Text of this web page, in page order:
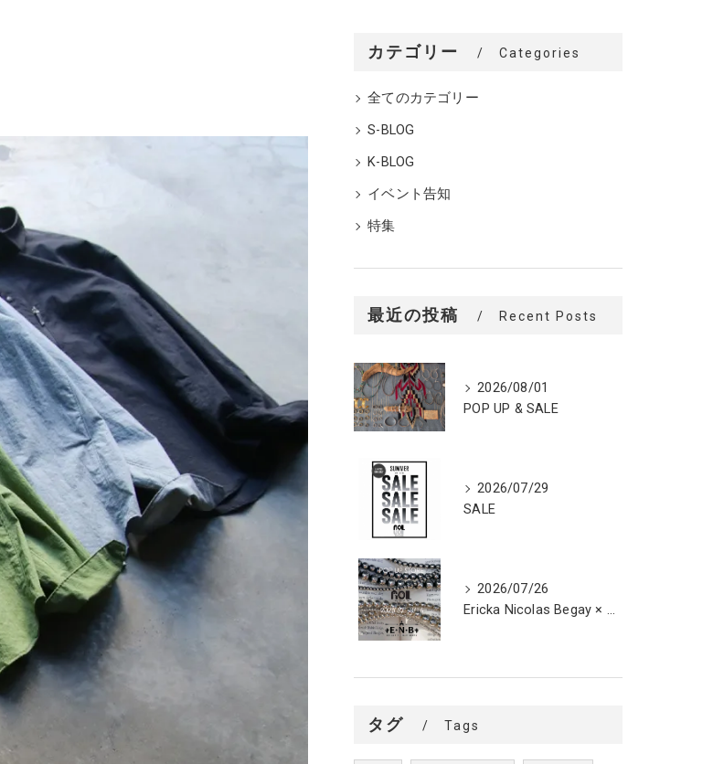
カテゴリー Categories
全てのカテゴリー
S-BLOG
K-BLOG
イベント告知
特集
最近の投稿 Recent Posts
2026/08/01
POP UP & SALE
2026/07/29
SALE
2026/07/26
Ericka Nicolas Begay × ROL POP UP STORE
タグ Tags